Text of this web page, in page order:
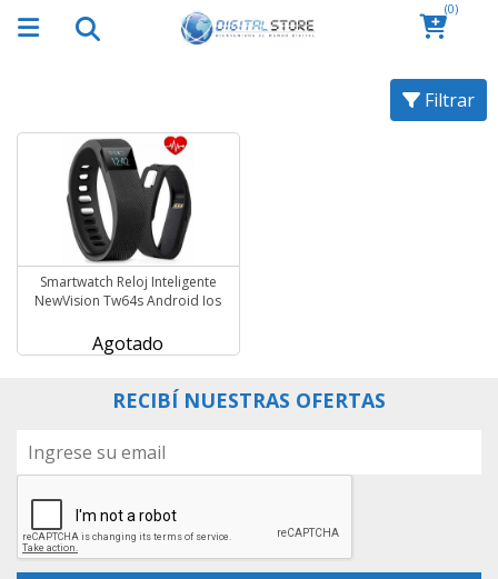
(0)
Filtrar
Smartwatch Reloj Inteligente
NewVision Tw64s Android Ios
Agotado
RECIBÍ NUESTRAS OFERTAS